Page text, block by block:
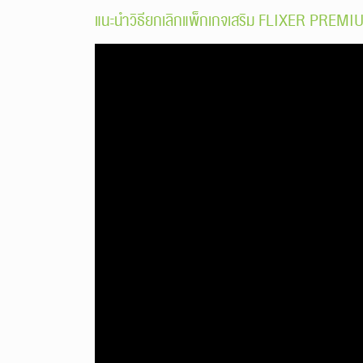
แนะนำวิธียกเลิกแพ็กเกจเสริม FLIXER